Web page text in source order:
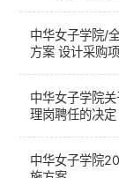
中华女子学院/
方案 设计采购
中华女子学院
理岗聘任的决定
中华女子学院